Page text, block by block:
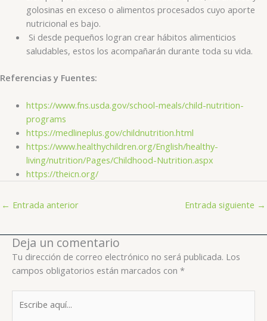
golosinas en exceso o alimentos procesados cuyo aporte
nutricional es bajo.
Si desde pequeños logran crear hábitos alimenticios
saludables, estos los acompañarán durante toda su vida.
Referencias y Fuentes:
https://www.fns.usda.gov/school-meals/child-nutrition-
programs
https://medlineplus.gov/childnutrition.html
https://www.healthychildren.org/English/healthy-
living/nutrition/Pages/Childhood-Nutrition.aspx
https://theicn.org/
← Entrada anterior Entrada siguiente →
Deja un comentario
Tu dirección de correo electrónico no será publicada. Los
campos obligatorios están marcados con *
aquí...